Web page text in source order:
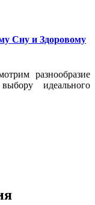
Сну и Здоровому
разнообразие
идеального